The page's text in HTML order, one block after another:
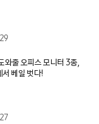
와줄 오피스 모니터 3종,
서 베일 벗다!